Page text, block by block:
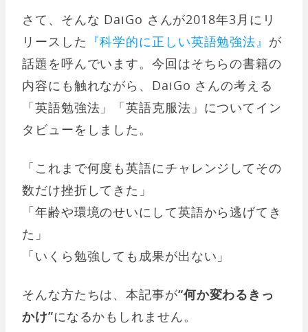
さて、そんな DaiGo さんが2018年3月にリ
リースした 『科学的に正しい英語勉強法』 が
話題を呼んでいます。今回はそちらの書籍の
内容にも触れながら、DaiGo さんの考える
「英語勉強法」「英語克服法」についてイン
タビューをしました。
「これまで何度も英語にチャレンジしてその
数だけ挫折してきた」
「年齢や環境のせいにして英語から逃げてき
た」
「いくら勉強しても成果が出ない」
そんな方たちは、本記事が“何か変わるきっ
かけ”になるかもしれません。